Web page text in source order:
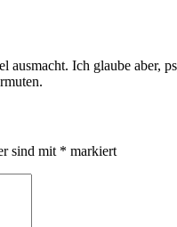
Ich glaube aber,
sind mit * markiert